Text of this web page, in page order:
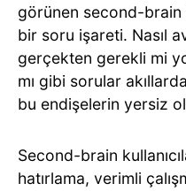
görünen second-
bir soru işareti. Nasıl
gerçekten gerekli mi
mı gibi sorular
bu endişelerin yersiz
Second-brain
hatırlama, verimli